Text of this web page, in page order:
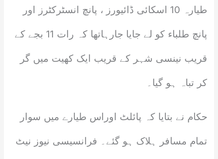
طیارہ 10 اسکائی ڈائیورز ، پانچ انسٹرکٹرز اور
پانچ طلباء کو لے جایا جارہاتھا کہ رات 11 بجے کے
قریب نینسی شہر کے قریب ایک کھیت میں گر
کر تباہ ہو گیا۔
حکام نے بتایا کہ پائلٹ اوراس طیارے میں سوار
تمام مسافر ہلاک ہو گئے۔ فرانسیسی نیوز نیٹ